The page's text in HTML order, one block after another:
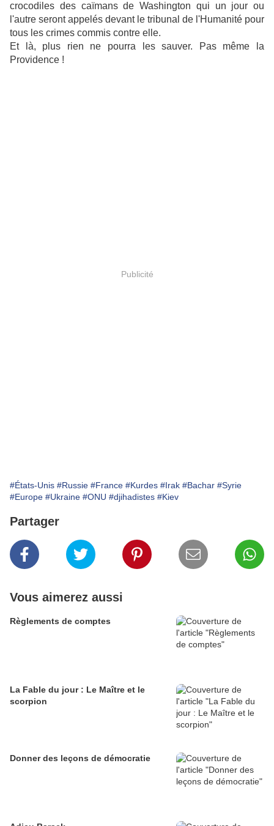
crocodiles des caïmans de Washington qui un jour ou
l'autre seront appelés devant le tribunal de l'Humanité pour
tous les crimes commis contre elle.
Et là, plus rien ne pourra les sauver. Pas même la
Providence !
Publicité
#États-Unis #Russie #France #Kurdes #Irak #Bachar #Syrie
#Europe #Ukraine #ONU #djihadistes #Kiev
Partager
Vous aimerez aussi
Règlements de comptes
La Fable du jour : Le Maître et le
scorpion
Donner des leçons de démocratie